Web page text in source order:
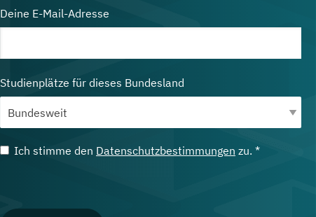
Deine E-Mail-Adresse
Studienplätze für dieses Bundesland
Ich stimme den Datenschutzbestimmungen zu. *